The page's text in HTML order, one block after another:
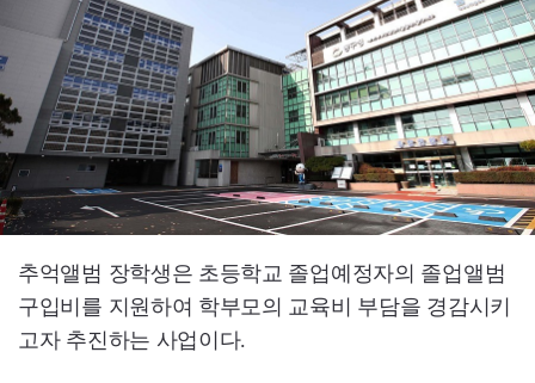
추억앨범 장학생은 초등학교 졸업예정자의 졸업앨범
구입비를 지원하여 학부모의 교육비 부담을 경감시키
고자 추진하는 사업이다.